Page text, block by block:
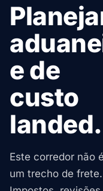
e de
custo
landed.
Este corredor não
um trecho de frete.